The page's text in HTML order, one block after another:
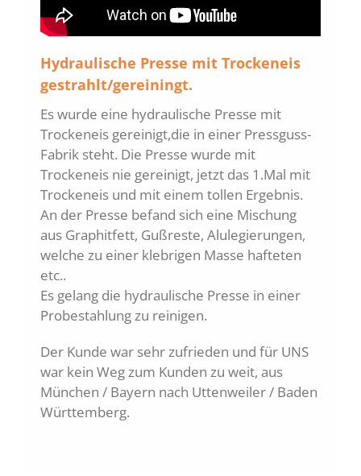
Hydraulische Presse mit Trockeneis
gestrahlt/gereiningt.
Es wurde eine hydraulische Presse mit
Trockeneis gereinigt,die in einer Pressguss-
Fabrik steht. Die Presse wurde mit
Trockeneis nie gereinigt, jetzt das 1.Mal mit
Trockeneis und mit einem tollen Ergebnis.
An der Presse befand sich eine Mischung
aus Graphitfett, Gußreste, Alulegierungen,
welche zu einer klebrigen Masse hafteten
etc.­­.
Es gelang die hydraulische Presse in einer
Probestahlung zu reinigen.
Der Kunde war sehr zufrieden und für UNS
war kein Weg zum Kunden zu weit, aus
München / Bayern nach Uttenweiler / Baden
Württemberg.